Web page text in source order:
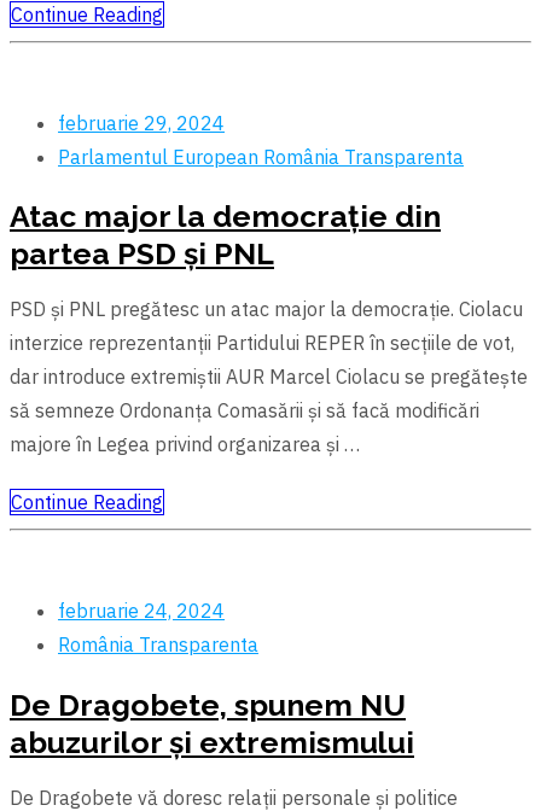
Continue Reading
februarie 29, 2024
Parlamentul European România Transparenta
Atac major la democrație din
partea PSD și PNL
PSD și PNL pregătesc un atac major la democrație. Ciolacu
interzice reprezentanții Partidului REPER în secțiile de vot,
dar introduce extremiștii AUR Marcel Ciolacu se pregătește
să semneze Ordonanța Comasării și să facă modificări
majore în Legea privind organizarea și …
Continue Reading
februarie 24, 2024
România Transparenta
De Dragobete, spunem NU
abuzurilor și extremismului
De Dragobete vă doresc relații personale și politice